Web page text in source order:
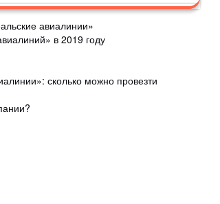
авиалинии»
в 2019 году
сколько можно провезти